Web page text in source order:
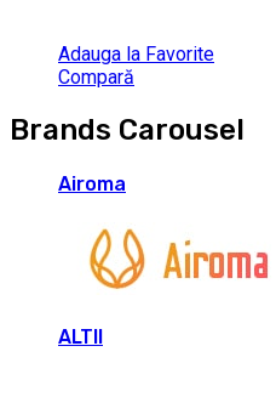
Adauga la Favorite
Compară
Brands Carousel
Airoma
ALTII